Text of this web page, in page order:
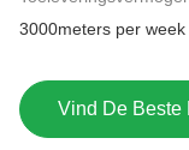
3000meters per week
Vind De Beste